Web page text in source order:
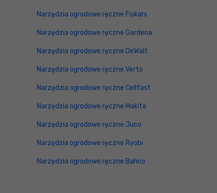
Narzędzia ogrodowe ręczne Fiskars
Narzędzia ogrodowe ręczne Gardena
Narzędzia ogrodowe ręczne DeWalt
Narzędzia ogrodowe ręczne Verto
Narzędzia ogrodowe ręczne Cellfast
Narzędzia ogrodowe ręczne Makita
Narzędzia ogrodowe ręczne Juco
Narzędzia ogrodowe ręczne Ryobi
Narzędzia ogrodowe ręczne Bahco